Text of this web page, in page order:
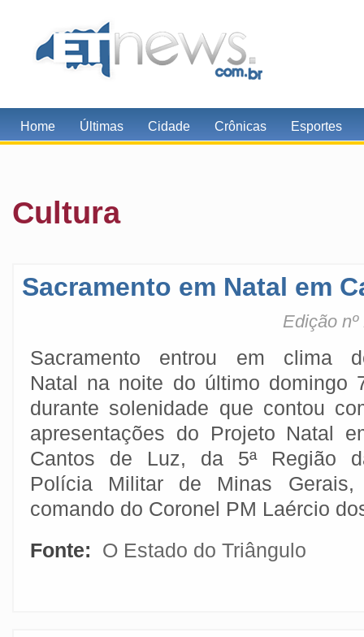
Home Últimas Cidade Crônicas Esportes
Cultura
Sacramento em Natal em
Edição
Sacramento entrou em clima
Natal na noite do último domingo
durante solenidade que contou
apresentações do Projeto Natal
Cantos de Luz, da 5ª Região
Polícia Militar de Minas
comando do Coronel PM Laércio
Fonte:
O Estado do Triângulo